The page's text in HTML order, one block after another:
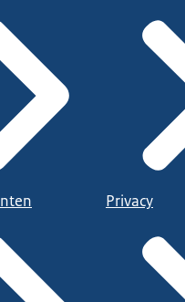
Privacy